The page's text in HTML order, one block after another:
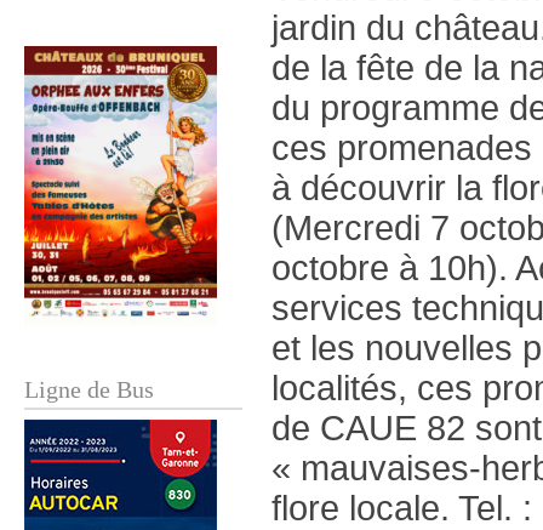
Ligne de Bus
jardin du
de la fête de la
du programme
ces
à découvrir la
(Mercredi 7
octobre à 10h).
services
et les nouvelles
localités, ces
de CAUE 82
« mauvaises-
flore locale. Tel.